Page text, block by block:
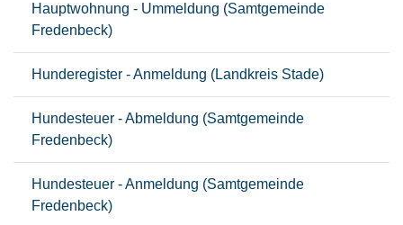
Hauptwohnung - Ummeldung (Samtgemeinde
Fredenbeck)
Hunderegister - Anmeldung (Landkreis Stade)
Hundesteuer - Abmeldung (Samtgemeinde
Fredenbeck)
Hundesteuer - Anmeldung (Samtgemeinde
Fredenbeck)